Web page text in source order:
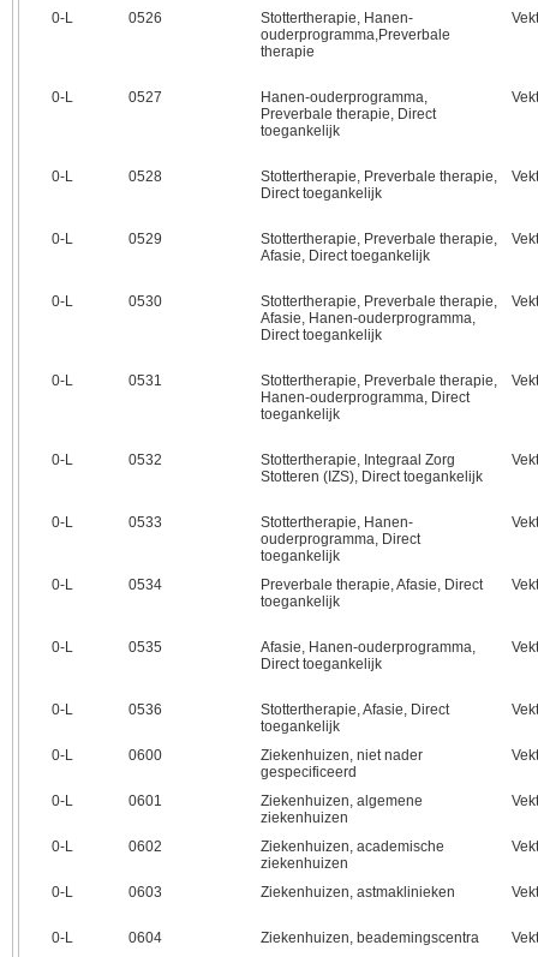
0‑L 0526
Stottertherapie, Hanen-
ouderprogramma,Preverbale
therapie
0‑L 0527
Hanen-ouderprogramma,
Preverbale therapie, Direct
toegankelijk
0‑L 0528
Stottertherapie, Preverbale therapie,
Direct toegankelijk
0‑L 0529
Stottertherapie, Preverbale therapie,
Afasie, Direct toegankelijk
0‑L 0530
Stottertherapie, Preverbale therapie,
Afasie, Hanen-ouderprogramma,
Direct toegankelijk
0‑L 0531
Stottertherapie, Preverbale therapie,
Hanen-ouderprogramma, Direct
toegankelijk
0‑L 0532
Stottertherapie, Integraal Zorg
Stotteren (IZS), Direct toegankelijk
0‑L 0533
Stottertherapie, Hanen-
ouderprogramma, Direct
toegankelijk
0‑L 0534
Preverbale therapie, Afasie, Direct
toegankelijk
0‑L 0535
Afasie, Hanen-ouderprogramma,
Direct toegankelijk
0‑L 0536
Stottertherapie, Afasie, Direct
toegankelijk
0‑L 0600
Ziekenhuizen, niet nader
gespecificeerd
0‑L 0601
Ziekenhuizen, algemene
ziekenhuizen
0‑L 0602
Ziekenhuizen, academische
ziekenhuizen
0‑L 0603 Ziekenhuizen, astmaklinieken
0‑L 0604 Ziekenhuizen, beademingscentra